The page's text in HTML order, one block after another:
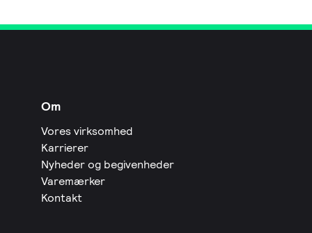
Om
Vores virksomhed
Karrierer
Nyheder og begivenheder
Varemærker
Kontakt